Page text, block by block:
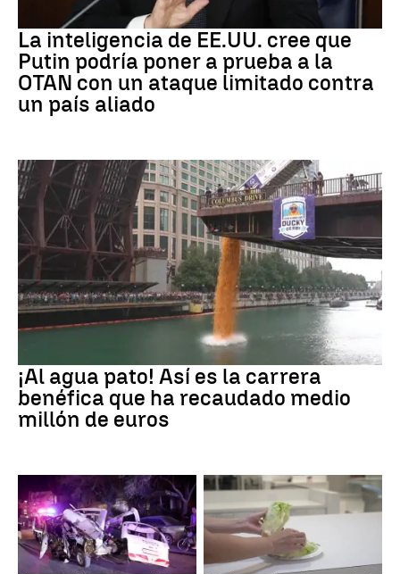
La inteligencia de EE.UU. cree que
Putin podría poner a prueba a la
OTAN con un ataque limitado contra
un país aliado
¡Al agua pato! Así es la carrera
benéfica que ha recaudado medio
millón de euros
SIRIA Brote